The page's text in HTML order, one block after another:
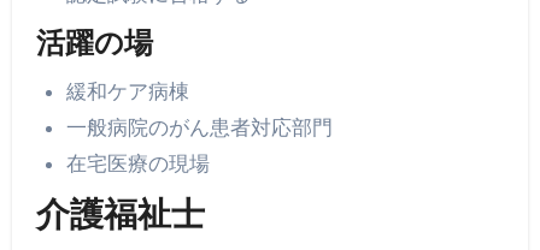
活躍の場
緩和ケア病棟
一般病院のがん患者対応部門
在宅医療の現場
介護福祉士